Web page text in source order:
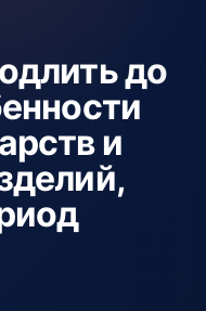
до
и